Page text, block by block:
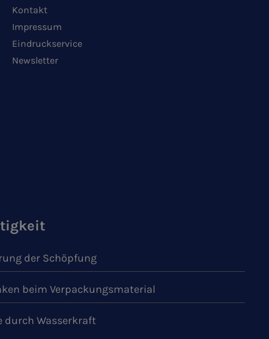
Kontakt
Impressum
Eindruckservice
Newsletter
der Schöpfung
beim Verpackungsmaterial
durch Wasserkraft